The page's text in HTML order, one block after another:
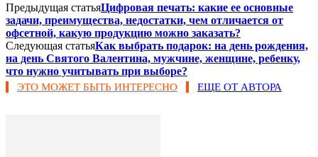
Предыдущая статьяЦифровая печать: какие ее основные
задачи, преимущества, недостатки, чем отличается от
офсетной, какую продукцию можно заказать?
Следующая статьяКак выбрать подарок: на день рождения,
на день Святого Валентина, мужчине, женщине, ребенку,
что нужно учитывать при выборе?
ЭТО МОЖЕТ БЫТЬ ИНТЕРЕСНО ЕЩЕ ОТ АВТОРА